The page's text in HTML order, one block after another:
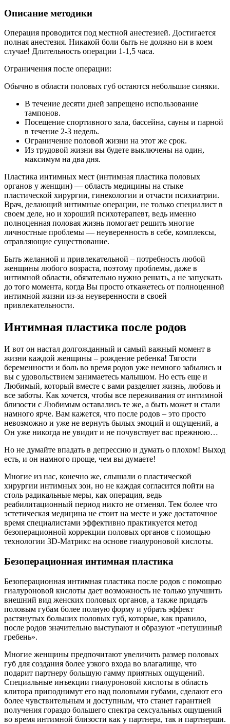
Описание методики
Операция проводится под местной анестезией. Достигается
полная анестезия. Никакой боли быть не должно ни в коем
случае! Длительность операции 1-1,5 часа.
Ограничения после операции:
Обычно в области половых губ остаются небольшие синяки.
В течение десяти дней запрещено использование
тампонов.
Посещение спортивного зала, бассейна, сауны и парной
в течение 2-3 недель.
Ограничение половой жизни на этот же срок.
Из трудовой жизни вы будете выключены на один,
максимум на два дня.
Пластика интимных мест (интимная пластика половых
органов у женщин) — область медицины на стыке
пластической хирургии, гинекологии и отчасти психиатрии.
Врач, делающий интимные операции, не только специалист в
своем деле, но и хороший психотерапевт, ведь именно
полноценная половая жизнь помогает решить многие
личностные проблемы — неуверенность в себе, комплексы,
отравляющие существование.
Быть желанной и привлекательной – потребность любой
женщины любого возраста, поэтому проблемы, даже в
интимной области, обязательно нужно решать, а не запускать
до того момента, когда Вы просто откажетесь от полноценной
интимной жизни из-за неуверенности в своей
привлекательности.
Интимная пластика после родов
И вот он настал долгожданный и самый важный момент в
жизни каждой женщины – рождение ребенка! Тягости
беременности и боль во время родов уже немного забылись и
вы с удовольствием занимаетесь малышом. Но есть еще и
Любимый, который вместе с вами разделяет жизнь, любовь и
все заботы. Как хочется, чтобы все переживания от интимной
близости с Любимым оставались те же, а быть может и стали
намного ярче. Вам кажется, что после родов – это просто
невозможно и уже не вернуть былых эмоций и ощущений, а
Он уже никогда не увидит и не почувствует вас прежнюю…
Но не думайте впадать в депрессию и думать о плохом! Выход
есть, и он намного проще, чем вы думаете!
Многие из нас, конечно же, слышали о пластической
хирургии интимных зон, но не каждая согласится пойти на
столь радикальные меры, как операция, ведь
реабилитационный период никто не отменял. Тем более что
эстетическая медицина не стоит на месте и уже достаточное
время специалистами эффективно практикуется метод
безоперационной коррекции половых органов с помощью
технологии 3D-Матрикс на основе гиалуроновой кислоты.
Безоперационная интимная пластика
Безоперационная интимная пластика после родов с помощью
гиалуроновой кислоты дает возможность не только улучшить
внешний вид женских половых органов, а также придать
половым губам более полную форму и убрать эффект
растянутых больших половых губ, которые, как правило,
после родов значительно выступают и образуют «петушиный
гребень».
Многие женщины предпочитают увеличить размер половых
губ для создания более узкого входа во влагалище, что
подарит партнеру большую гамму приятных ощущений.
Специальные инъекции гиалуроновой кислоты в область
клитора приподнимут его над половыми губами, сделают его
более чувствительным и доступным, что станет гарантией
получения гораздо большего спектра сексуальных ощущений
во время интимной близости как у партнера, так и партнерши.